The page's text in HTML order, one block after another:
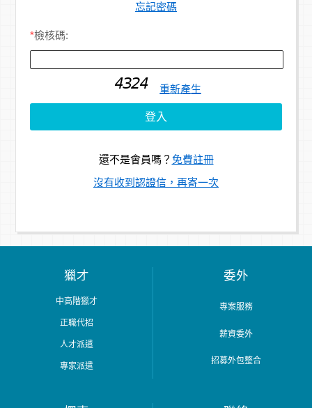
忘記密碼
*檢核碼:
重新產生
還不是會員嗎？ 免費註冊
沒有收到認證信，再寄一次
獵才
中高階獵才
正職代招
人才派遣
專家派遣
委外
專案服務
薪資委外
招募外包整合